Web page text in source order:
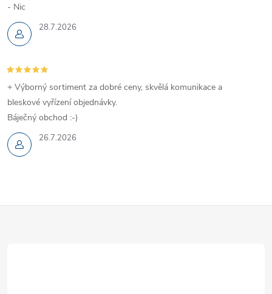
28.7.2026
- Nic
26.7.2026
+ Výborný sortiment za dobré ceny, skvělá komunikace a
bleskové vyřízení objednávky.
Báječný obchod :-)